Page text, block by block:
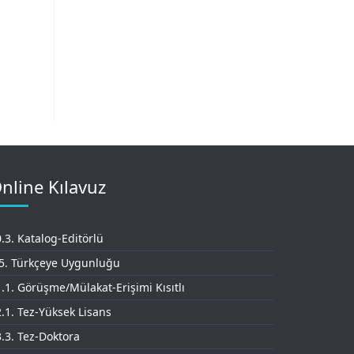
Kılavuz
Katalog-Editörlü
Türkçeye Uygunluğu
Görüşme/Mülakat-Erişimi Kısıtlı
Tez-Yüksek Lisans
Tez-Doktora